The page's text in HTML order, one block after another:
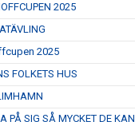
2025
2025
FOLKETS HUS
PÅ SIG SÅ MYCKET DE KAN